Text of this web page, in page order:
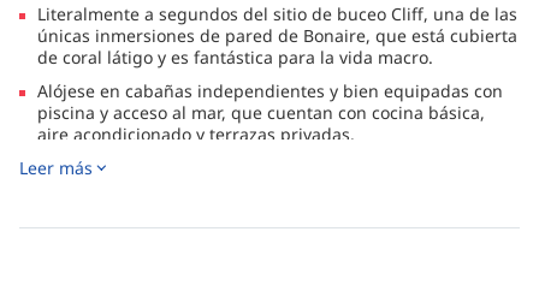
Literalmente a segundos del sitio de buceo Cliff, una de las
únicas inmersiones de pared de Bonaire, que está cubierta
de coral látigo y es fantástica para la vida macro.
Alójese en cabañas independientes y bien equipadas con
piscina y acceso al mar, que cuentan con cocina básica,
aire acondicionado y terrazas privadas.
Excelente opción para buceadores autosuficientes que
loro, tortugas, peces cofre y más.
Leer más